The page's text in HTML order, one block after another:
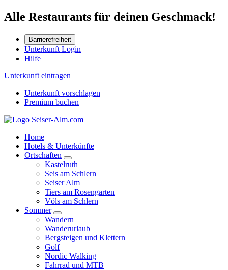
Alle Restaurants für deinen Geschmack!
Barrierefreiheit
Unterkunft Login
Hilfe
Unterkunft eintragen
Unterkunft vorschlagen
Premium buchen
Home
Hotels & Unterkünfte
Ortschaften
Kastelruth
Seis am Schlern
Seiser Alm
Tiers am Rosengarten
Völs am Schlern
Sommer
Wandern
Wanderurlaub
Bergsteigen und Klettern
Golf
Nordic Walking
Fahrrad und MTB